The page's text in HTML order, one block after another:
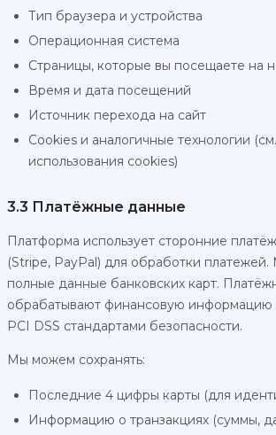
Тип браузера и устройства
Операционная система
Страницы, которые вы посещаете на
Время и дата посещений
Источник перехода на сайт
Cookies и аналогичные технологии
использования cookies)
3.3 Платёжные данные
Платформа использует сторонние
(Stripe, PayPal) для обработки
полные данные банковских карт.
обрабатывают финансовую информацию
PCI DSS стандартами безопасности.
Мы можем сохранять:
Последние 4 цифры карты (для
Информацию о транзакциях (суммы,